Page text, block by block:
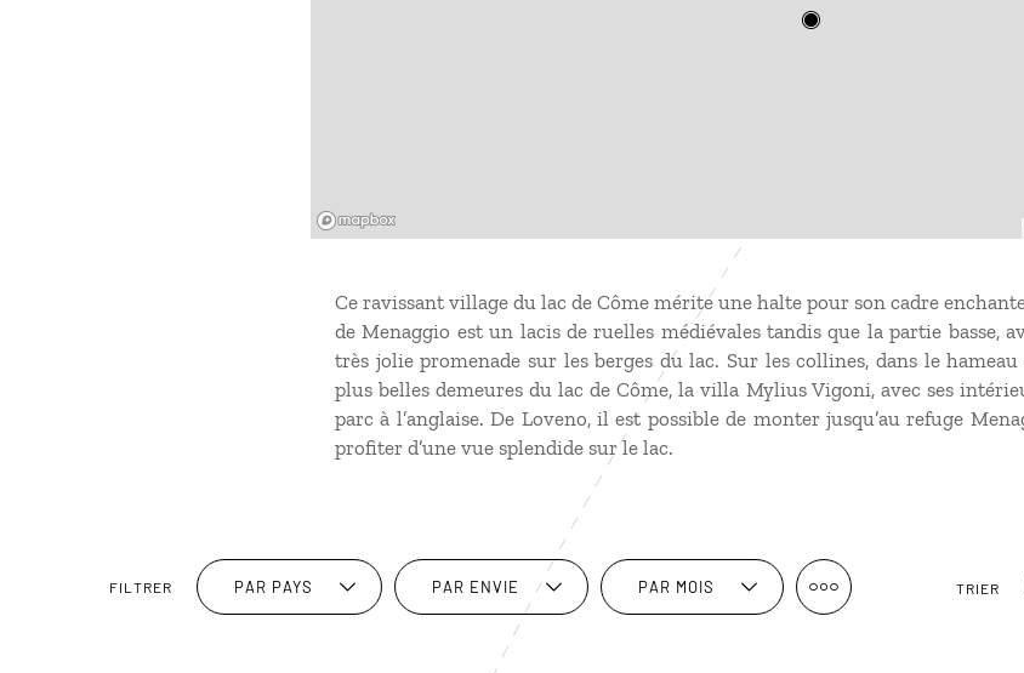
Ce ravissant village du lac de Côme mérite une halte pour son cadre
de Menaggio est un lacis de ruelles médiévales tandis que la partie basse,
très jolie promenade sur les berges du lac. Sur les collines, dans le hameau
plus belles demeures du lac de Côme, la villa Mylius Vigoni, avec ses
parc à l’anglaise. De Loveno, il est possible de monter jusqu’au refuge
profiter d’une vue splendide sur le lac.
FILTRER PAR PAYS PAR ENVIE PAR MOIS TRIER